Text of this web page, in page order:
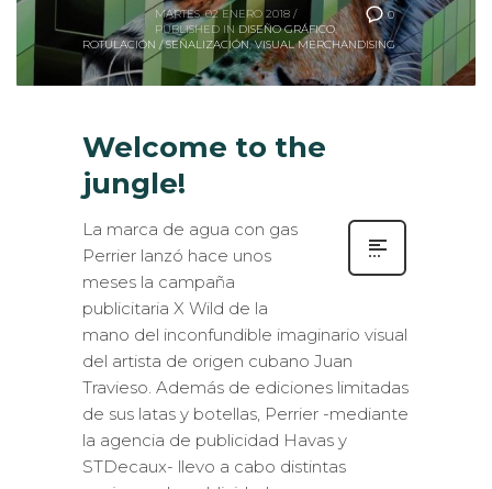
PUBLISHED IN DISEÑO GRÁFICO,
ROTULACIÓN / SEÑALIZACIÓN,VISUAL MERCHANDISING
Welcome to the
jungle!
Perrier lanzó hace unos
meses la campaña
publicitaria X Wild de la
mano del inconfundible imaginario visual
del artista de origen cubano Juan
Travieso. Además de ediciones limitadas
de sus latas y botellas, Perrier -mediante
la agencia de publicidad Havas y
STDecaux- llevo a cabo distintas
acciones de publicidad